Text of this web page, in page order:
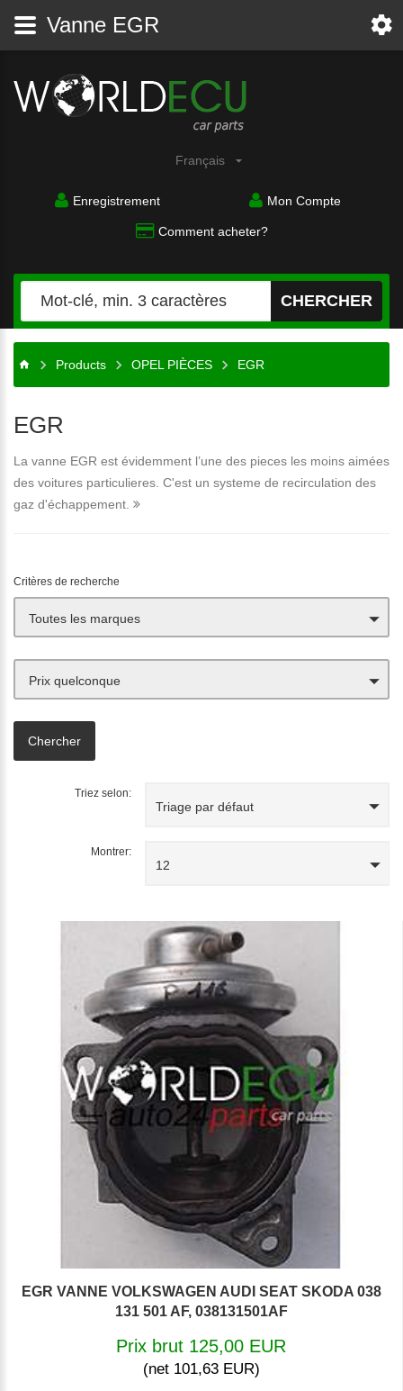
Français
Enregistrement Mon Compte
Comment acheter?
CHERCHER
Products OPEL PIÈCES EGR
EGR
La vanne EGR est évidemment l’une des pieces les moins aimées
des voitures particulieres. C'est un systeme de recirculation des
gaz d'échappement.
Critères de recherche
Toutes les marques
Prix quelconque
Triez selon:
Triage par défaut
Montrer:
12
EGR VANNE VOLKSWAGEN AUDI SEAT SKODA 038
131 501 AF, 038131501AF
Prix brut 125,00 EUR
(net 101,63 EUR)
Vanne EGR